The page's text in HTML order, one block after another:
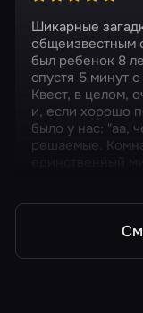
Шикарные
общеизвестным
был ребенок 8
спустя 5 минут
Квест, в целом,
и, если хорошо
было у нас: "аа,
решаемые.